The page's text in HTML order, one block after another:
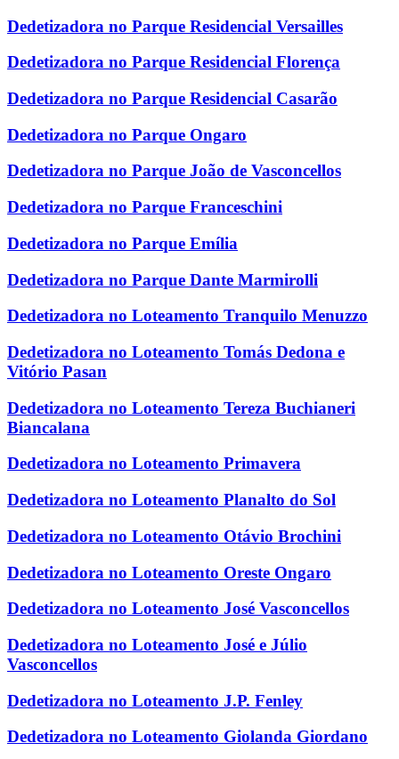
Dedetizadora no Parque Residencial Versailles
Dedetizadora no Parque Residencial Florença
Dedetizadora no Parque Residencial Casarão
Dedetizadora no Parque Ongaro
Dedetizadora no Parque João de Vasconcellos
Dedetizadora no Parque Franceschini
Dedetizadora no Parque Emília
Dedetizadora no Parque Dante Marmirolli
Dedetizadora no Loteamento Tranquilo Menuzzo
Dedetizadora no Loteamento Tomás Dedona e
Vitório Pasan
Dedetizadora no Loteamento Tereza Buchianeri
Biancalana
Dedetizadora no Loteamento Primavera
Dedetizadora no Loteamento Planalto do Sol
Dedetizadora no Loteamento Otávio Brochini
Dedetizadora no Loteamento Oreste Ongaro
Dedetizadora no Loteamento José Vasconcellos
Dedetizadora no Loteamento José e Júlio
Vasconcellos
Dedetizadora no Loteamento J.P. Fenley
Dedetizadora no Loteamento Giolanda Giordano